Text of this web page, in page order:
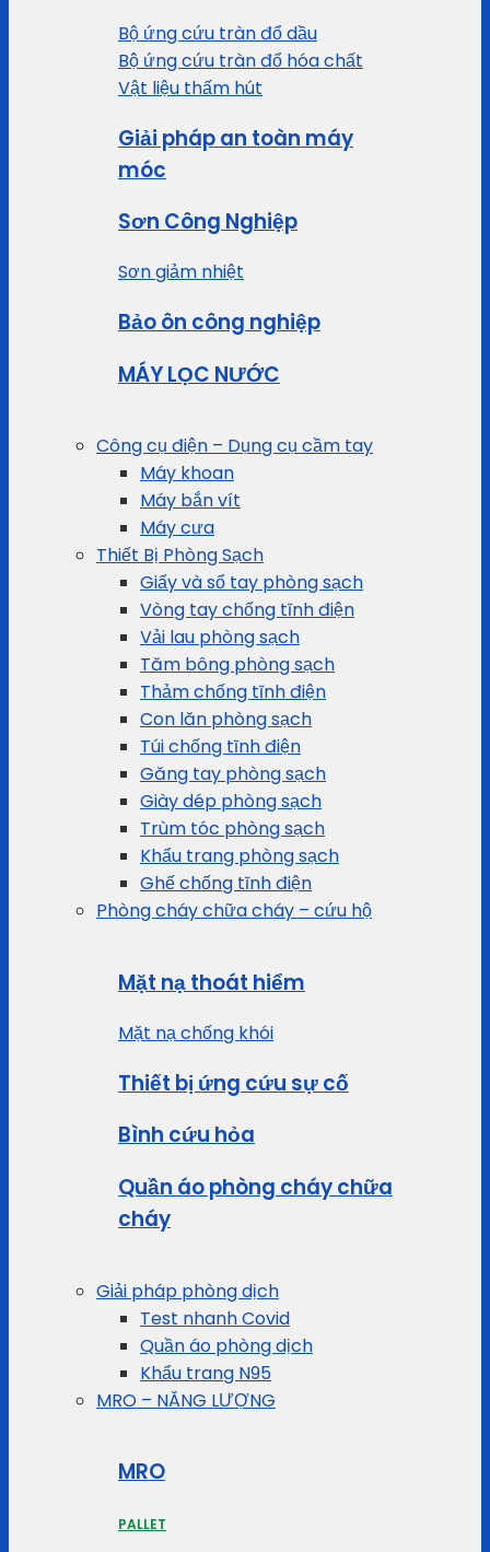
Bộ ứng cứu tràn đổ dầu
Bộ ứng cứu tràn đổ hóa chất
Vật liệu thấm hút
Giải pháp an toàn máy
móc
Sơn Công Nghiệp
Sơn giảm nhiệt
Bảo ôn công nghiệp
MÁY LỌC NƯỚC
Công cụ điện – Dụng cụ cầm tay
Máy khoan
Máy bắn vít
Máy cưa
Thiết Bị Phòng Sạch
Giấy và sổ tay phòng sạch
Vòng tay chống tĩnh điện
Vải lau phòng sạch
Tăm bông phòng sạch
Thảm chống tĩnh điện
Con lăn phòng sạch
Túi chống tĩnh điện
Găng tay phòng sạch
Giày dép phòng sạch
Trùm tóc phòng sạch
Khẩu trang phòng sạch
Ghế chống tĩnh điện
Phòng cháy chữa cháy – cứu hộ
Mặt nạ thoát hiểm
Mặt nạ chống khói
Thiết bị ứng cứu sự cố
Bình cứu hỏa
Quần áo phòng cháy chữa
cháy
Giải pháp phòng dịch
Test nhanh Covid
Quần áo phòng dịch
Khẩu trang N95
MRO – NĂNG LƯỢNG
MRO
PALLET